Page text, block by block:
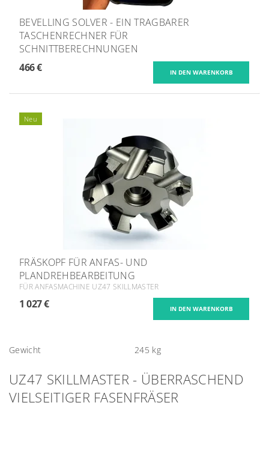
BEVELLING SOLVER - EIN TRAGBARER
TASCHENRECHNER FÜR
SCHNITTBERECHNUNGEN
466 €
Neu
FRÄSKOPF FÜR ANFAS- UND
PLANDREHBEARBEITUNG
FÜR ANFASMACHINE UZ47 SKILLMASTER
1 027 €
Gewicht 245 kg
UZ47 SKILLMASTER - ÜBERRASCHEND
VIELSEITIGER FASENFRÄSER